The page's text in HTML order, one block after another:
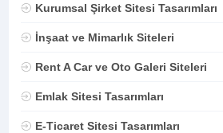
Kurumsal Şirket Sitesi Tasarımları
İnşaat ve Mimarlık Siteleri
Rent A Car ve Oto Galeri Siteleri
Emlak Sitesi Tasarımları
E-Ticaret Sitesi Tasarımları